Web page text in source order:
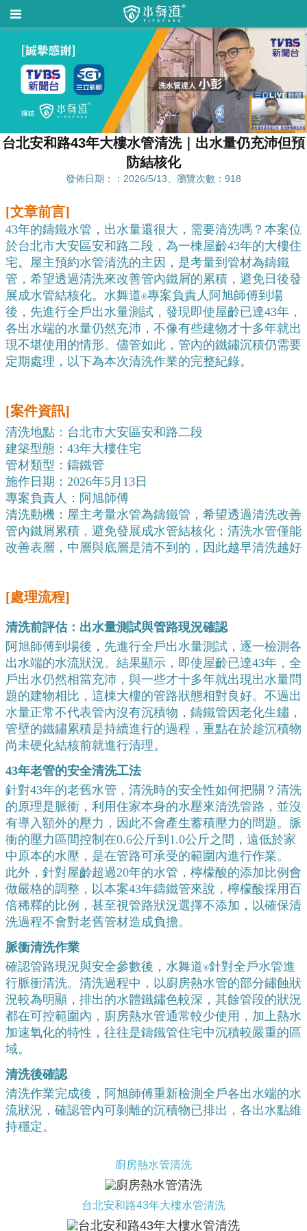
台北安和路43年大樓水管清洗｜出水量仍充沛但預
防結核化
發佈日期：：2026/5/13、瀏覽次數：918
[文章前言]
43年的鑄鐵水管，出水量還很大，需要清洗嗎？本案位
於台北市大安區安和路二段，為一棟屋齡43年的大樓住
宅。屋主預約水管清洗的主因，是考量到管材為鑄鐵
管，希望透過清洗來改善管內鐵屑的累積，避免日後發
展成水管結核化。水舞道®專案負責人阿旭師傅到場
後，先進行全戶出水量測試，發現即使屋齡已達43年，
各出水端的水量仍然充沛，不像有些建物才十多年就出
現不堪使用的情形。儘管如此，管內的鐵鏽沉積仍需要
定期處理，以下為本次清洗作業的完整紀錄。
[案件資訊]
清洗地點：台北市大安區安和路二段
建築型態：43年大樓住宅
管材類型：鑄鐵管
施作日期：2026年5月13日
專案負責人：阿旭師傅
清洗動機：屋主考量水管為鑄鐵管，希望透過清洗改善
管內鐵屑累積，避免發展成水管結核化；清洗水管僅能
改善表層，中層與底層是清不到的，因此越早清洗越好
[處理流程]
清洗前評估：出水量測試與管路現況確認
阿旭師傅到場後，先進行全戶出水量測試，逐一檢測各
出水端的水流狀況。結果顯示，即使屋齡已達43年，全
戶出水仍然相當充沛，與一些才十多年就出現出水量問
題的建物相比，這棟大樓的管路狀態相對良好。不過出
水量正常不代表管內沒有沉積物，鑄鐵管因老化生鏽，
管壁的鐵鏽累積是持續進行的過程，重點在於趁沉積物
尚未硬化結核前就進行清理。
43年老管的安全清洗工法
針對43年的老舊水管，清洗時的安全性如何把關？清洗
的原理是脈衝，利用住家本身的水壓來清洗管路，並沒
有導入額外的壓力，因此不會產生蓄積壓力的問題。脈
衝的壓力區間控制在0.6公斤到1.0公斤之間，遠低於家
中原本的水壓，是在管路可承受的範圍內進行作業。
此外，針對屋齡超過20年的水管，檸檬酸的添加比例會
做嚴格的調整，以本案43年鑄鐵管來說，檸檬酸採用百
倍稀釋的比例，甚至視管路狀況選擇不添加，以確保清
洗過程不會對老舊管材造成負擔。
脈衝清洗作業
確認管路現況與安全參數後，水舞道®針對全戶水管進
行脈衝清洗。清洗過程中，以廚房熱水管的部分鏽蝕狀
況較為明顯，排出的水體鐵鏽色較深，其餘管段的狀況
都在可控範圍內，廚房熱水管通常較少使用，加上熱水
加速氧化的特性，往往是鑄鐵管住宅中沉積較嚴重的區
域。
清洗後確認
清洗作業完成後，阿旭師傅重新檢測全戶各出水端的水
流狀況，確認管內可剝離的沉積物已排出，各出水點維
持穩定。
廚房熱水管清洗
台北安和路43年大樓水管清洗